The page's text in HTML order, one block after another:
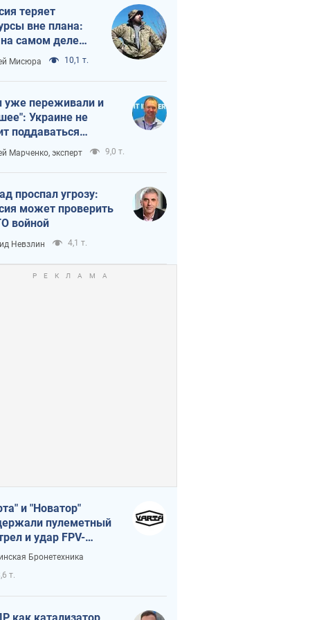
теряет
вне плана:
на самом деле
темп войны
Мисюра 10,1 т.
переживали и
Украине не
поддаваться
из-за
террора
Марченко, эксперт 9,0 т.
проспал угрозу:
может проверить
войной
Невзлин 4,1 т.
и "Новатор"
пулеметный
и удар FPV-
сохранив жизнь
Бронетехника
т.